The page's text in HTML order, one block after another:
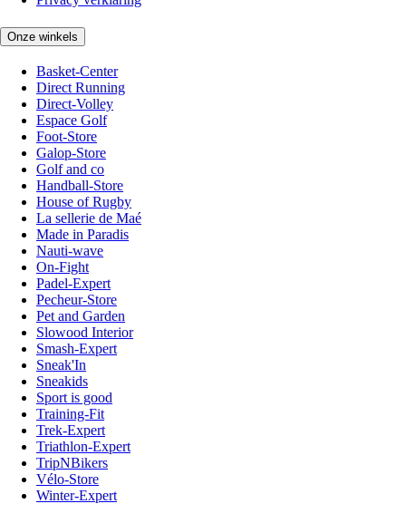
Onze winkels
Basket-Center
Direct Running
Direct-Volley
Espace Golf
Foot-Store
Galop-Store
Golf and co
Handball-Store
House of Rugby
La sellerie de Maé
Made in Paradis
Nauti-wave
On-Fight
Padel-Expert
Pecheur-Store
Pet and Garden
Slowood Interior
Smash-Expert
Sneak'In
Sneakids
Sport is good
Training-Fit
Trek-Expert
Triathlon-Expert
TripNBikers
Vélo-Store
Winter-Expert